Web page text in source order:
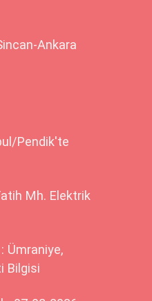
Ankara
Pendik'te
Mh. Elektrik
Ümraniye,
Bilgisi